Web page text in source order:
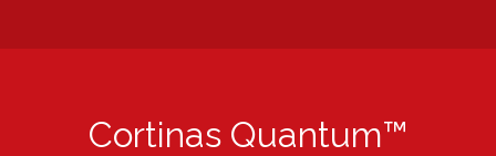
Cortinas Quantum™